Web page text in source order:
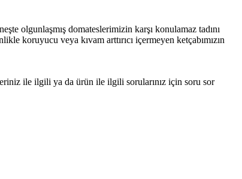
olgunlaşmış domateslerimizin karşı konulamaz tadını
koruyucu veya kıvam arttırıcı içermeyen ketçabımızın
ile ilgili ya da ürün ile ilgili sorularınız için soru sor